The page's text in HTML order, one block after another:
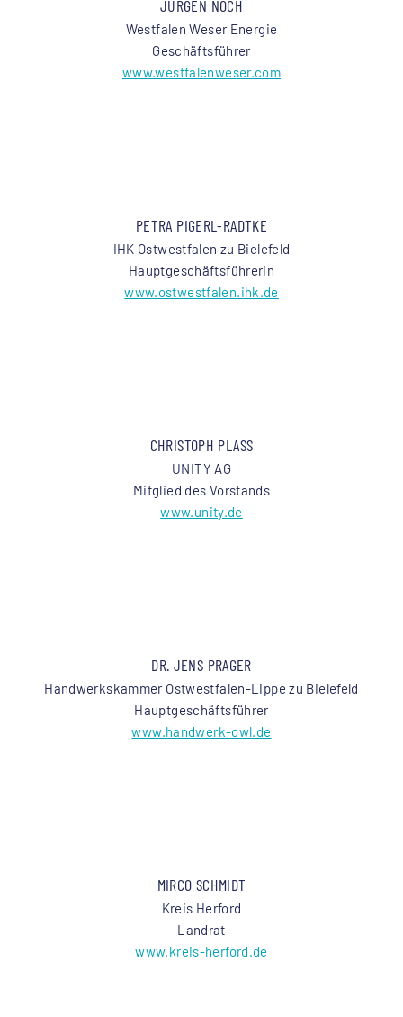
JÜRGEN NOCH
Westfalen Weser Energie
Geschäftsführer
www.westfalenweser.com
PETRA PIGERL-RADTKE
IHK Ostwestfalen zu Bielefeld
Hauptgeschäftsführerin
www.ostwestfalen.ihk.de
CHRISTOPH PLASS
UNITY AG
Mitglied des Vorstands
www.unity.de
DR. JENS PRAGER
Handwerkskammer Ostwestfalen-Lippe zu Bielefeld
Hauptgeschäftsführer
www.handwerk-owl.de
MIRCO SCHMIDT
Kreis Herford
Landrat
www.kreis-herford.de